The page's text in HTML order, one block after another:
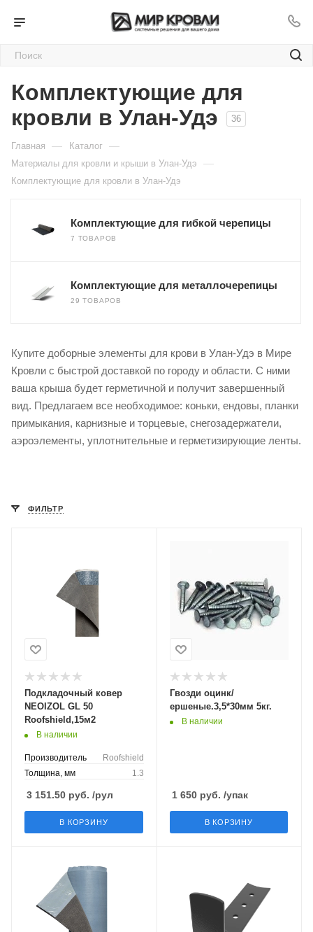
Комплектующие для
кровли в Улан-Удэ
36
Главная — Каталог —
Материалы для кровли и крыши в Улан-Удэ —
Комплектующие для кровли в Улан-Удэ
Комплектующие для гибкой черепицы
7 ТОВАРОВ
Комплектующие для металлочерепицы
29 ТОВАРОВ
Купите доборные элементы для крови в Улан-Удэ в Мире
Кровли с быстрой доставкой по городу и области. С ними
ваша крыша будет герметичной и получит завершенный
вид. Предлагаем все необходимое: коньки, ендовы, планки
примыкания, карнизные и торцевые, снегозадержатели,
аэроэлементы, уплотнительные и герметизирующие ленты.
ФИЛЬТР
Подкладочный ковер
NEOIZOL GL 50
Roofshield,15м2
В наличии
Производитель
Roofshield
Толщина, мм
1.3
3 151.50 руб. /рул
В КОРЗИНУ
Гвозди оцинк/
ершеные.3,5*30мм 5кг.
В наличии
1 650руб. /упак
В КОРЗИНУ